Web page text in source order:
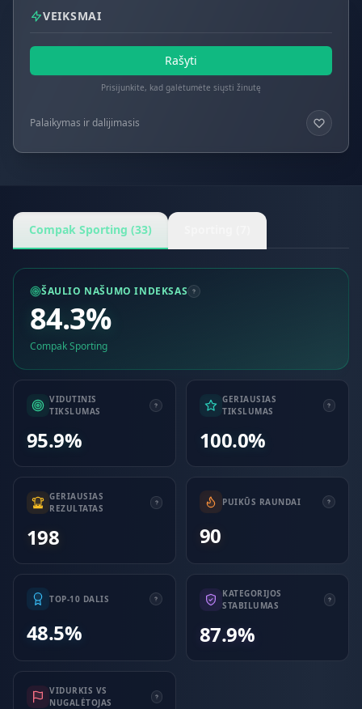
VEIKSMAI
Rašyti
Prisijunkite, kad galėtumėte siųsti žinutę
Palaikymas ir dalijimasis
Compak Sporting (33)
ŠAULIO NAŠUMO INDEKSAS
84.3%
Compak Sporting
VIDUTINIS
TIKSLUMAS
95.9%
GERIAUSIAS
TIKSLUMAS
100.0%
GERIAUSIAS
REZULTATAS
198
PUIKŪS RAUNDAI
90
TOP-10 DALIS
48.5%
KATEGORIJOS
STABILUMAS
87.9%
VIDURKIS VS
NUGALĖTOJAS